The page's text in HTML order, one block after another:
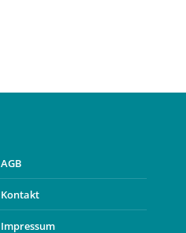
AGB
Kontakt
Impressum